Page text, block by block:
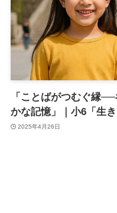
「ことばがつむぐ縁
かな記憶」｜小6「生
2025年4月26日